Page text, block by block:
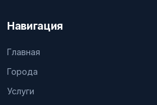
Навигация
Главная
Города
Услуги